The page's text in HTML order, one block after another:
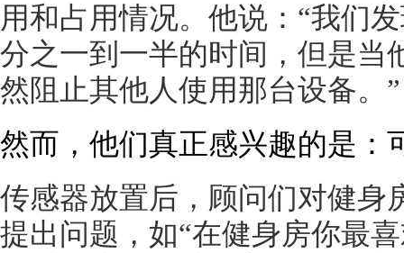
用和占用情况。他说：“我们
分之一到一半的时间，但是当
然阻止其他人使用那台设备。”
然而，他们真正感兴趣的是：
传感器放置后，顾问们对健身
提出问题，如“在健身房你最